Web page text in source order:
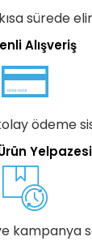
sürede
Alışveriş
ödeme
Yelpazesi
kampanya